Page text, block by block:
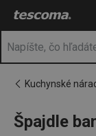
Nachádzate sa na
Kuchynské
Špajdle